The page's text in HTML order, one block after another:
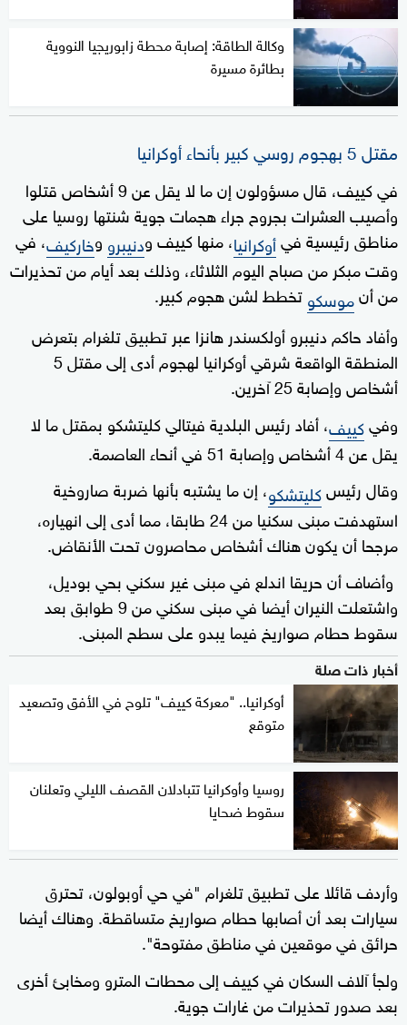
وكالة الطاقة: إصابة محطة زابوريجيا النووية
بطائرة مسيرة
مقتل 5 بهجوم روسي كبير بأنحاء أوكرانيا
في كييف، قال مسؤولون إن ما لا يقل عن 9 أشخاص قتلوا
وأصيب العشرات بجروح جراء هجمات جوية شنتها روسيا على
مناطق رئيسية فيأوكرانيا، منها كييف ودنيبرو وخاركيف، في
وقت مبكر من صباح اليوم الثلاثاء، وذلك بعد أيام من تحذيرات
من أنموسكوتخطط لشن هجوم كبير.
وأفاد حاكم دنيبرو أولكسندر هانزا عبر تطبيق تلغرام بتعرض
المنطقة الواقعة شرقي أوكرانيا لهجوم أدى إلى مقتل 5
أشخاص وإصابة 25 آخرين.
وفيكييف، أفاد رئيس البلدية فيتالي كليتشكو بمقتل ما لا
يقل عن 4 أشخاص وإصابة 51 في أنحاء العاصمة.
وقال رئيسكليتشكو، إن ما يشتبه بأنها ضربة صاروخية
استهدفت مبنى سكنيا من 24 طابقا، مما أدى إلى انهياره،
مرجحا أن يكون هناك أشخاص محاصرون تحت الأنقاض.
وأضاف أن حريقا اندلع في مبنى غير سكني بحي بوديل،
واشتعلت النيران أيضا في مبنى سكني من 9 طوابق بعد
سقوط حطام صواريخ فيما يبدو على سطح المبنى.
أخبار ذات صلة
أوكرانيا.. "معركة كييف" تلوح في الأفق وتصعيد
متوقع
روسيا وأوكرانيا تتبادلان القصف الليلي وتعلنان
سقوط ضحايا
وأردف قائلا على تطبيق تلغرام "في حي أوبولون، تحترق
سيارات بعد أن أصابها حطام صواريخ متساقطة. وهناك أيضا
حرائق في موقعين في مناطق مفتوحة".
ولجأ آلاف السكان في كييف إلى محطات المترو ومخابئ أخرى
بعد صدور تحذيرات من غارات جوية.